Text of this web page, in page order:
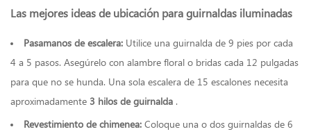
Las mejores ideas de ubicación para guirnaldas iluminadas
Pasamanos de escalera: Utilice una guirnalda de 9 pies por cada
4 a 5 pasos. Asegúrelo con alambre floral o bridas cada 12 pulgadas
para que no se hunda. Una sola escalera de 15 escalones necesita
aproximadamente 3 hilos de guirnalda .
Revestimiento de chimenea: Coloque una o dos guirnaldas de 6